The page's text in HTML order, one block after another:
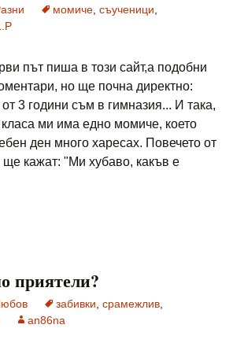
момиче съученици
път пиша в този сайт,а подобни
но ще почна директно:
3 години съм в гимназия... И така,
ми има едно момиче, което
ден много харесах. Повечето от
ще кажат: "Ми хубаво, какъв е
приятели?
забивки срамежлив
an86na